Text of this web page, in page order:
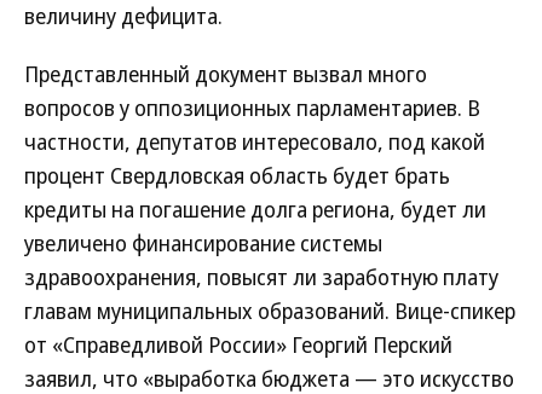
величину дефицита.
Представленный документ вызвал много
вопросов у оппозиционных парламентариев. В
частности, депутатов интересовало, под какой
процент Свердловская область будет брать
кредиты на погашение долга региона, будет ли
увеличено финансирование системы
здравоохранения, повысят ли заработную плату
главам муниципальных образований. Вице-спикер
от «Справедливой России» Георгий Перский
заявил, что «выработка бюджета — это искусство